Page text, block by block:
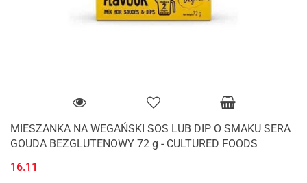
MIESZANKA NA WEGAŃSKI SOS LUB DIP O SMAKU SERA
GOUDA BEZGLUTENOWY 72 g - CULTURED FOODS
16.11